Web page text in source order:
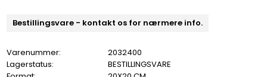
Bestillingsvare - kontakt os for nærmere info.
Varenummer:
2032400
Lagerstatus:
BESTILLINGSVARE